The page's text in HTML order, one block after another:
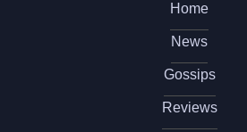
Home
News
Gossips
Reviews